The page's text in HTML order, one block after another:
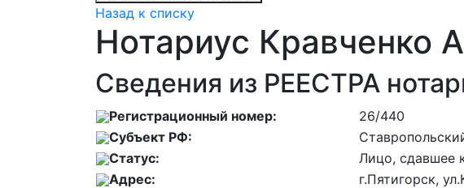
Назад к списку
Нотариус Кравченко
Сведения из РЕЕСТРА
Регистрационный номер:
26/440
Субъект РФ:
Статус:
Лицо, сдавшее
Адрес:
г.Пятигорск,